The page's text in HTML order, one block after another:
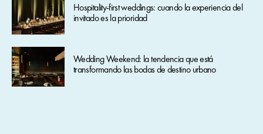
Hospitality-first weddings: cuando la experiencia del
invitado es la prioridad
Wedding Weekend: la tendencia que está
transformando las bodas de destino urbano